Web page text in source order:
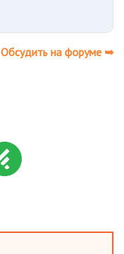
Обсудить на форуме ➥